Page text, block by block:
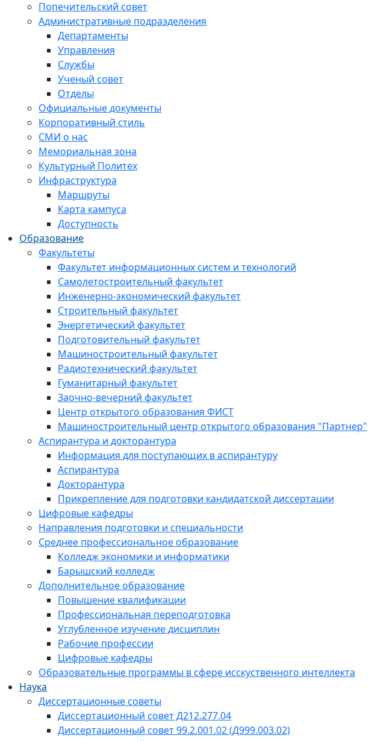
Попечительский совет
Административные подразделения
Департаменты
Управления
Службы
Ученый совет
Отделы
Официальные документы
Корпоративный стиль
СМИ о нас
Мемориальная зона
Культурный Политех
Инфраструктура
Маршруты
Карта кампуса
Доступность
Образование
Факультеты
Факультет информационных систем и технологий
Самолетостроительный факультет
Инженерно-экономический факультет
Строительный факультет
Энергетический факультет
Подготовительный факультет
Машиностроительный факультет
Радиотехнический факультет
Гуманитарный факультет
Заочно-вечерний факультет
Центр открытого образования ФИСТ
Машиностроительный центр открытого образования "Партнер"
Аспирантура и докторантура
Информация для поступающих в аспирантуру
Аспирантура
Докторантура
Прикрепление для подготовки кандидатской диссертации
Цифровые кафедры
Направления подготовки и специальности
Среднее профессиональное образование
Колледж экономики и информатики
Барышский колледж
Дополнительное образование
Повышение квалификации
Профессиональная переподготовка
Углубленное изучение дисциплин
Рабочие профессии
Цифровые кафедры
Образовательные программы в сфере исскуственного интеллекта
Наука
Диссертационные советы
Диссертационный совет Д212.277.04
Диссертационный совет 99.2.001.02 (Д999.003.02)